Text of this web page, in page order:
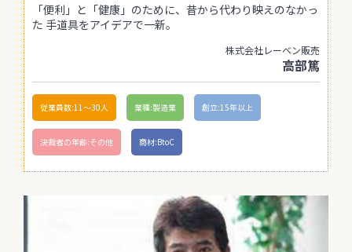
「便利」と「健康」のために、昔から代わり映えのなかっ
た 手道具をアイデアで一新。
株式会社レーベン販売
高部篤
従業員数:11〜30人 業種:製造業 創立:15年以上
決裁者の年齢:その他 商材:BtoC